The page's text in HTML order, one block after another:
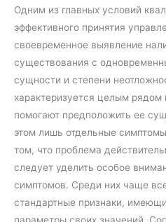
Одним из главных условий
эффективного принятия
своевременное выявление
существования с
сущности и степени
характеризуется целым рядом
помогают предположить ее
этом лишь отдельные
том, что проблема
следует уделить особое
симптомов. Среди них чаще
стандартные признаки,